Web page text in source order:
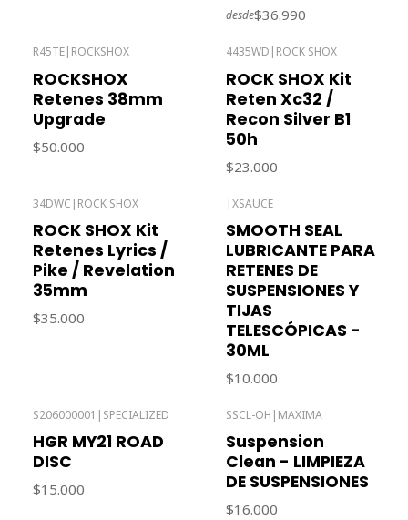
desde$36.990
R45TE| ROCKSHOX
ROCKSHOX
Retenes 38mm
Upgrade
$50.000
4435WD | ROCK SHOX
ROCK SHOX Kit
Reten Xc32 /
Recon Silver B1
50h
$23.000
34DWC | ROCK SHOX
ROCK SHOX Kit
Retenes Lyrics /
Pike / Revelation
35mm
$35.000
|XSAUCE
SMOOTH SEAL
LUBRICANTE PARA
RETENES DE
SUSPENSIONES Y
TIJAS
TELESCÓPICAS -
30ML
$10.000
S206000001 | SPECIALIZED
HGR MY21 ROAD
DISC
$15.000
SSCL-OH | MAXIMA
Suspension
Clean - LIMPIEZA
DE SUSPENSIONES
$16.000